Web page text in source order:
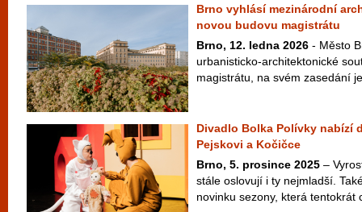
Brno vyhlásí mezinárodní
novou budovu magistrátu
Brno, 12. ledna 2026 - Město
urbanisticko-architektonické
magistrátu, na svém zasedání
Divadlo Bolka Polívky nabízí
Pejskovi a Kočičce
Brno, 5. prosince 2025 –
stále oslovují i ty nejmladší.
novinku sezony, která tentokrát